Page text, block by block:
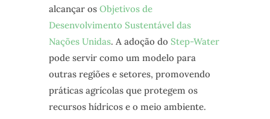
alcançar os Objetivos de
Desenvolvimento Sustentável das
Nações Unidas. A adoção do Step-Water
pode servir como um modelo para
outras regiões e setores, promovendo
práticas agrícolas que protegem os
recursos hídricos e o meio ambiente.